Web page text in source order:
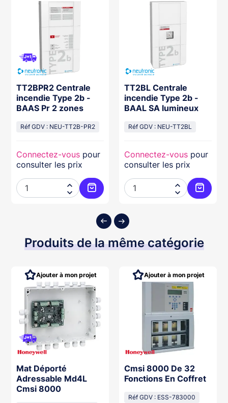
au panier
TT2BPR2 Centrale
incendie Type 2b -
BAAS Pr 2 zones
Réf GDV : NEU-TT2B-PR2
Connectez-vous pour
consulter les prix


Ajouter au panier
TT2BL Centrale
incendie Type 2b -
BAAL SA lumineux
Réf GDV : NEU-TT2BL
Connectez-vous pour
consulter les prix


Produits de la même catégorie
Mat Déporté
Adressable Md4L
Cmsi 8000
Ajouter à mon projet
Cmsi 8000 De 32
Fonctions En Coffret
Réf GDV : ESS-783000
Ajouter à mon projet